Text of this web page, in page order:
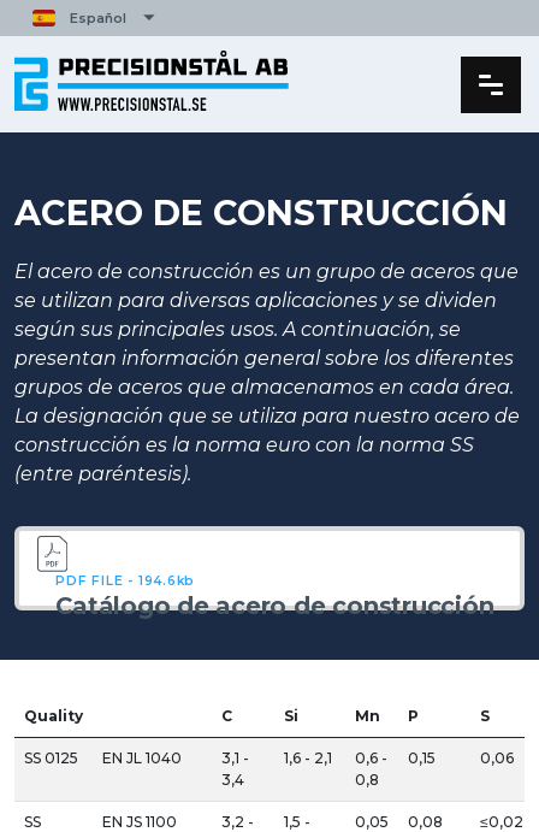
English
Svenska
Español
Polski
ACERO DE CONSTRUCCIÓN
El acero de construcción es un grupo de aceros que
se utilizan para diversas aplicaciones y se dividen
según sus principales usos. A continuación, se
presentan información general sobre los diferentes
grupos de aceros que almacenamos en cada área.
La designación que se utiliza para nuestro acero de
construcción es la norma euro con la norma SS
(entre paréntesis).
PDF FILE - 194.6kb
Catálogo de acero de construcción
Quality C Si Mn P S
SS 0125 EN JL 1040
3,1 -
3,4
1,6 - 2,1
0,6 -
0,8
0,15 0,06
SS
EN JS 1100
3,2 -
1,5 -
0,05
0,08 ≤0,02